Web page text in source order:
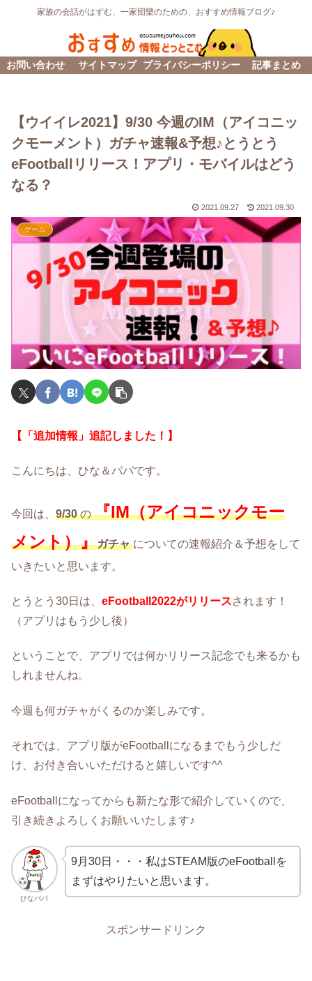
家族の会話がはずむ、一家団欒のための、おすすめ情報ブログ♪
お問い合わせ サイトマップ プライバシーポリシー 記事まとめ
【ウイイレ2021】9/30 今週のIM（アイコニッ
クモーメント）ガチャ速報&予想♪とうとう
eFootballリリース！アプリ・モバイルはどう
なる？
2021.09.27 2021.09.30
ゲーム
【「追加情報」追記しました！】
こんにちは、ひな＆パパです。
今回は、 9/30の『IM（アイコニックモー
メント）』ガチャについての速報紹介＆予想をして
いきたいと思います。
とうとう30日は、 eFootball2022がリリースされます！
（アプリはもう少し後）
ということで、アプリでは何かリリース記念でも来るかも
しれませんね。
今週も何ガチャがくるのか楽しみです。
それでは、アプリ版がeFootballになるまでもう少しだ
け、お付き合いいただけると嬉しいです^^
eFootballになってからも新たな形で紹介していくので、
引き続きよろしくお願いいたします♪
ひなパパ
9月30日・・・私はSTEAM版のeFootballを
まずはやりたいと思います。
スポンサードリンク